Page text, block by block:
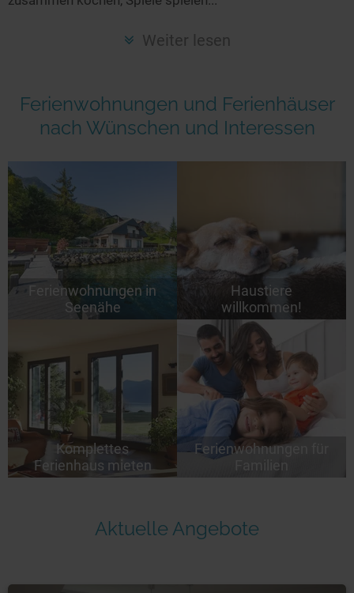
Glamping
Seen in Europa
Niederlande
Norwegen
alle Länder…
Weiter lesen
Ferienwohnungen und Ferienhäuser
nach Wünschen und Interessen
Ferienwohnungen in
Seenähe
Haustiere
willkommen!
Komplettes
Ferienhaus mieten
Ferienwohnungen für
Familien
Aktuelle Angebote